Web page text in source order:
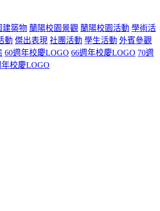
建築物 蘭陽校園景觀 蘭陽校園活動 學術活
動 傑出表現 社團活動 學生活動 外賓參觀
60週年校慶LOGO 66週年校慶LOGO 70週
年校慶LOGO